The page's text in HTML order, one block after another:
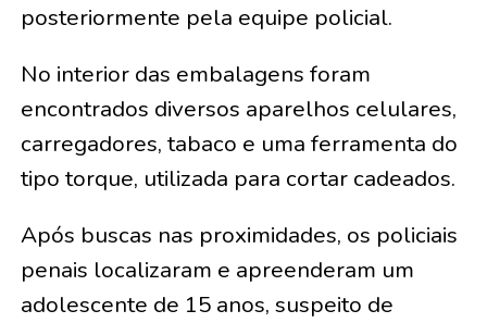
posteriormente pela equipe policial.
No interior das embalagens foram
encontrados diversos aparelhos celulares,
carregadores, tabaco e uma ferramenta do
tipo torque, utilizada para cortar cadeados.
Após buscas nas proximidades, os policiais
penais localizaram e apreenderam um
adolescente de 15 anos, suspeito de